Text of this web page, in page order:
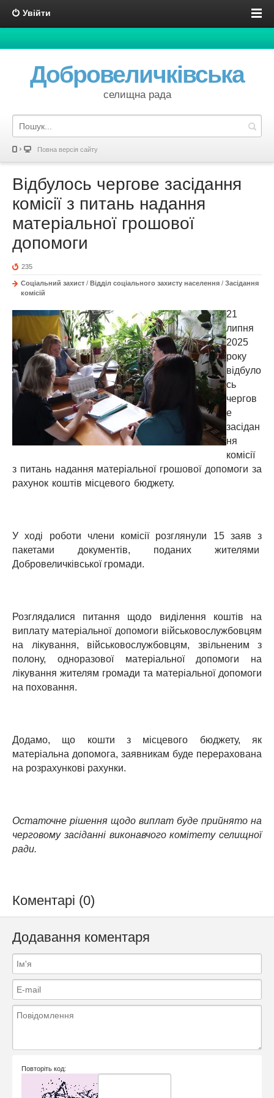
Увійти
Добровеличківська
селищна рада
Повна версія сайту
Відбулось чергове засідання
комісії з питань надання
матеріальної грошової
допомоги
235
Соціальний захист / Відділ соціального захисту населення / Засідання
комісій
21
липня
2025
року
відбуло
сь
чергов
е
засідан
ня
комісії
з питань надання матеріальної грошової допомоги за
рахунок коштів місцевого бюджету.
У ході роботи члени комісії розглянули 15 заяв з
пакетами документів, поданих жителями
Добровеличківської громади.
Розглядалися питання щодо виділення коштів на
виплату матеріальної допомоги військовослужбовцям
на лікування, військовослужбовцям, звільненим з
полону, одноразової матеріальної допомоги на
лікування жителям громади та матеріальної допомоги
на поховання.
Додамо, що кошти з місцевого бюджету, як
матеріальна допомога, заявникам буде перерахована
на розрахункові рахунки.
Остаточне рішення щодо виплат буде прийнято на
черговому засіданні виконавчого комітету селищної
ради.
Коментарі (0)
Додавання коментаря
Повторіть код: